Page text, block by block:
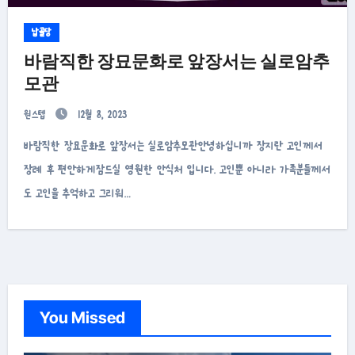
납골당
바람직한 장묘문화로 앞장서는 실로암추
모관
원스텝 12월 8, 2023
바람직한 장묘문화로 앞장서는 실로암추모관안녕하십니까 장지란 고인께서
장례 후 편안하게잠드실 영원한 안식처 입니다. 고인뿐 아니라 가족분들께서
도 고인을 추억하고 그리워…
You Missed